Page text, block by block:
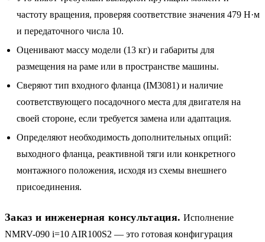
частоту вращения, проверяя соответствие значения 479 Н·м
и передаточного числа 10.
Оценивают массу модели (13 кг) и габариты для
размещения на раме или в пространстве машины.
Сверяют тип входного фланца (IM3081) и наличие
соответствующего посадочного места для двигателя на
своей стороне, если требуется замена или адаптация.
Определяют необходимость дополнительных опций:
выходного фланца, реактивной тяги или конкретного
монтажного положения, исходя из схемы внешнего
присоединения.
Заказ и инженерная консультация. Исполнение
NMRV-090 i=10 AIR100S2 — это готовая конфигурация